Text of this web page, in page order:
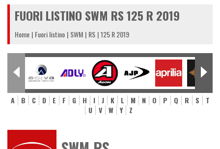
FUORI LISTINO SWM RS 125 R 2019
Home Fuori listino SWM RS 125 R 2019
A B C D E F G H I J K L M N O P Q R S
T
U
V W Y Z